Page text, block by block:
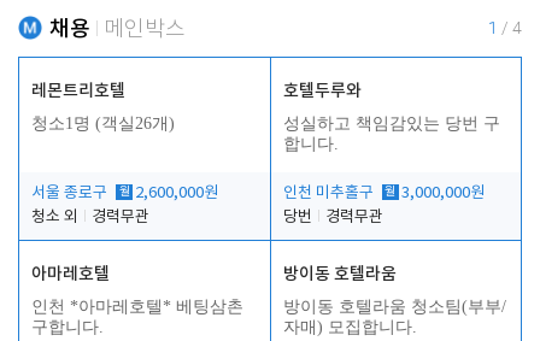
채용 메인박스 1 / 4
레몬트리호텔
청소1명 (객실26개)
서울 종로구 월 2,600,000원
청소 외
경력무관
호텔두루와
성실하고 책임감있는 당번 구
합니다.
인천 미추홀구 월 3,000,000원
당번
경력무관
아마레호텔
인천 *아마레호텔* 베팅삼촌
구합니다.
방이동 호텔라움
방이동 호텔라움 청소팀(부부/
자매) 모집합니다.